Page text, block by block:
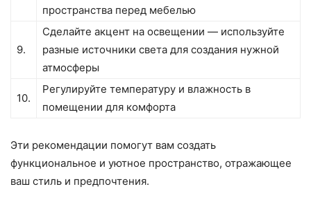
пространства перед мебелью
9.
Сделайте акцент на освещении — используйте
разные источники света для создания нужной
атмосферы
10.
Регулируйте температуру и влажность в
помещении для комфорта
Эти рекомендации помогут вам создать
функциональное и уютное пространство, отражающее
ваш стиль и предпочтения.